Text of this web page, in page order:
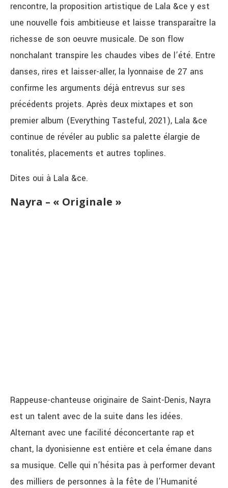
rencontre, la proposition artistique de Lala &ce y est
une nouvelle fois ambitieuse et laisse transparaître la
richesse de son oeuvre musicale. De son flow
nonchalant transpire les chaudes vibes de l’été. Entre
danses, rires et laisser-aller, la lyonnaise de 27 ans
confirme les arguments déjà entrevus sur ses
précédents projets. Après deux mixtapes et son
premier album (Everything Tasteful, 2021), Lala &ce
continue de révéler au public sa palette élargie de
tonalités, placements et autres toplines.
Dites oui à Lala &ce.
Nayra – « Originale »
Rappeuse-chanteuse originaire de Saint-Denis, Nayra
est un talent avec de la suite dans les idées.
Alternant avec une facilité déconcertante rap et
chant, la dyonisienne est entière et cela émane dans
sa musique. Celle qui n’hésita pas à performer devant
des milliers de personnes à la fête de l’Humanité